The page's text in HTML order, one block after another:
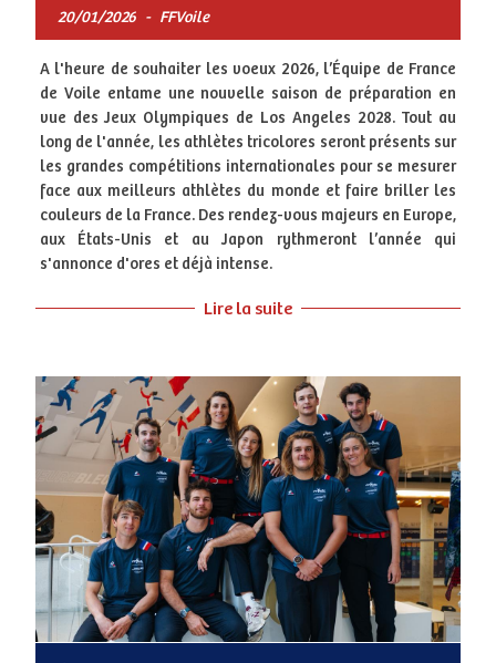
20/01/2026 - FFVoile
A l'heure de souhaiter les voeux 2026, l’Équipe de France
de Voile entame une nouvelle saison de préparation en
vue des Jeux Olympiques de Los Angeles 2028. Tout au
long de l'année, les athlètes tricolores seront présents sur
les grandes compétitions internationales pour se mesurer
face aux meilleurs athlètes du monde et faire briller les
couleurs de la France. Des rendez-vous majeurs en Europe,
aux États-Unis et au Japon rythmeront l’année qui
s'annonce d'ores et déjà intense.
Lire la suite